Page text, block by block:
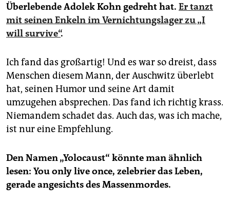
Überlebende Adolek Kohn gedreht hat. Er tanzt
mit seinen Enkeln im Vernichtungslager zu „I
will survive“.
Ich fand das großartig! Und es war so dreist, dass
Menschen diesem Mann, der Auschwitz überlebt
hat, seinen Humor und seine Art damit
umzugehen absprechen. Das fand ich richtig krass.
Niemandem schadet das. Auch das, was ich mache,
ist nur eine Empfehlung.
Den Namen „Yolocaust“ könnte man ähnlich
lesen: You only live once, zelebrier das Leben,
gerade angesichts des Massenmordes.